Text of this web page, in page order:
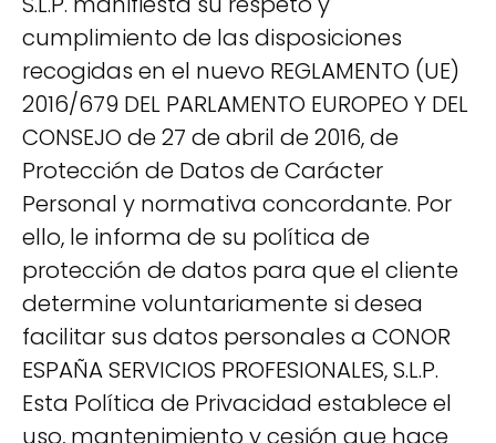
cumplimiento de las disposiciones
recogidas en el nuevo REGLAMENTO (UE)
2016/679 DEL PARLAMENTO EUROPEO Y DEL
CONSEJO de 27 de abril de 2016, de
Protección de Datos de Carácter
Personal y normativa concordante. Por
ello, le informa de su política de
protección de datos para que el cliente
determine voluntariamente si desea
facilitar sus datos personales a CONOR
ESPAÑA SERVICIOS PROFESIONALES, S.L.P.
Esta Política de Privacidad establece el
uso, mantenimiento y cesión que hace